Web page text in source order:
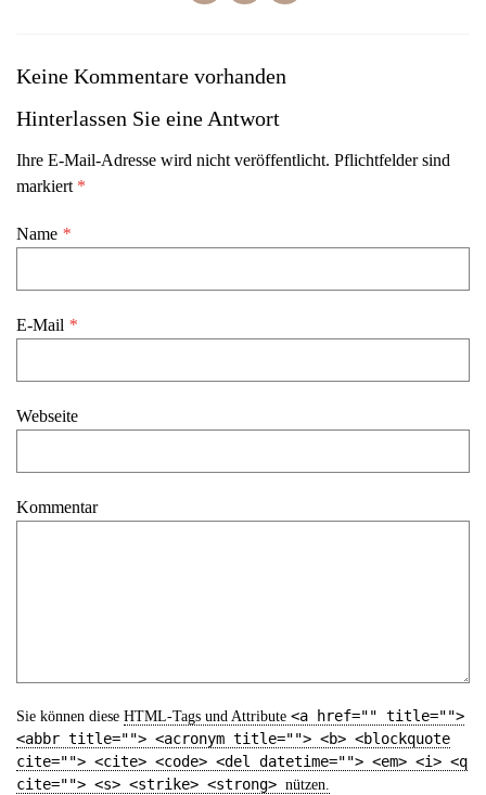
Keine Kommentare vorhanden
Hinterlassen Sie eine Antwort
Ihre E-Mail-Adresse wird nicht veröffentlicht. Pflichtfelder sind
markiert *
Name *
E-Mail *
Webseite
Kommentar
Sie können diese HTML-Tags und Attribute <a href="" title="">
<abbr title=""> <acronym title=""> <b> <blockquote
cite=""> <cite> <code> <del datetime=""> <em> <i> <q
cite=""> <s> <strike> <strong> nützen.